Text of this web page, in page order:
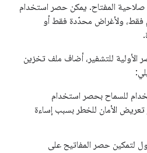
صلاحية المفتاح. يمكن حصر استخدام
فقط، ولأغراض محدّدة فقط أو
الأولية للتشفير، أضاف ملف تخزين
للسماح بحصر استخدام
تعريض الأمان للخطر بسبب إساءة
لتمكين حصر المفاتيح على